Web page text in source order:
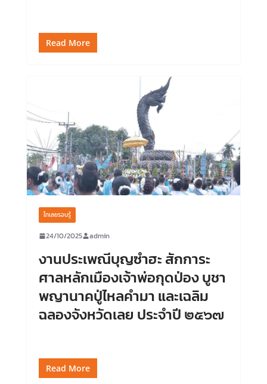
Read More
ไทเลยรอบรู้
24/10/2025 admin
งานประเพณีบุญซำฮะ สักการะ
ศาลหลักเมืองเจ้าพ่อกุดป่อง บูชา
พญานาคปู่ไหลคำมา และเฉลิม
ฉลองจังหวัดเลย ประจำปี ๒๕๖๗
Read More